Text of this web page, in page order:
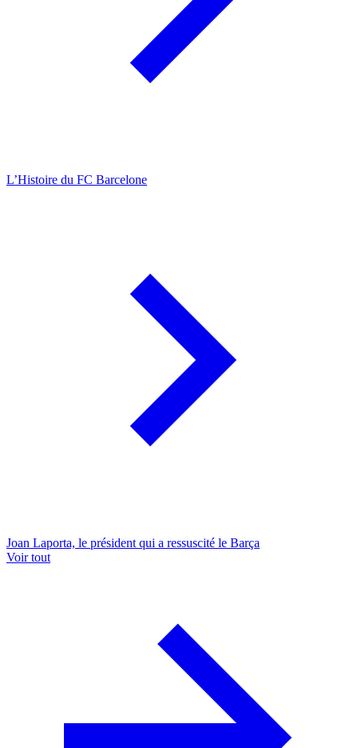
L’Histoire du FC Barcelone
Joan Laporta, le président qui a ressuscité le Barça
Voir tout